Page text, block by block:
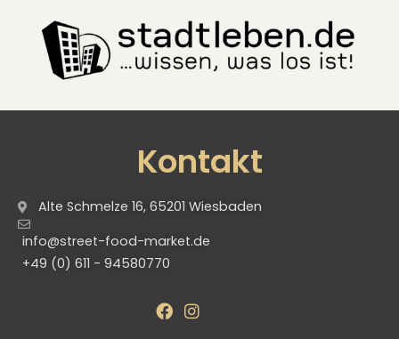
Kontakt
Alte Schmelze 16, 65201 Wiesbaden
info@street-food-market.de
+49 (0) 611 - 94580770